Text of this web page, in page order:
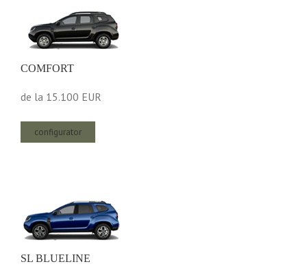
COMFORT
de la 15.100 EUR
configurator
SL BLUELINE